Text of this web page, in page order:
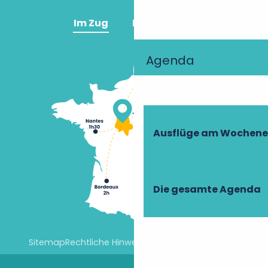
Agenda
Ausflüge am
Die gesamte Agenda
Im Zug Im Flugzeug
SitemapRechtliche Hinweise